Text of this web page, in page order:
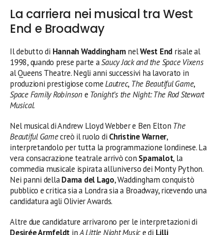
La carriera nei musical tra West
End e Broadway
Il debutto di Hannah Waddingham nelWest End risale al
1998, quando prese parte aSaucy Jack and the Space Vixens
al Queens Theatre. Negli anni successivi ha lavorato in
produzioni prestigiose comeLautrec, The Beautiful Game,
Space Family Robinson e Tonight’s the Night: The Rod Stewart
Musical.
Nel musical di Andrew Lloyd Webber e Ben Elton The
Beautiful Gamecreò il ruolo di Christine Warner,
interpretandolo per tutta la programmazione londinese. La
vera consacrazione teatrale arrivò con Spamalot, la
commedia musicale ispirata all’universo dei Monty Python.
Nei panni dellaDama del Lago, Waddingham conquistò
pubblico e critica sia a Londra sia a Broadway, ricevendo una
candidatura agli Olivier Awards.
Altre due candidature arrivarono per le interpretazioni di
Desirée Armfeldt inA Little Night Musice di Lilli